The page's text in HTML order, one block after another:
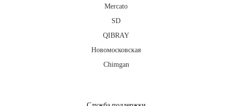
Mercato
SD
QIBRAY
Новомосковская
Chimgan